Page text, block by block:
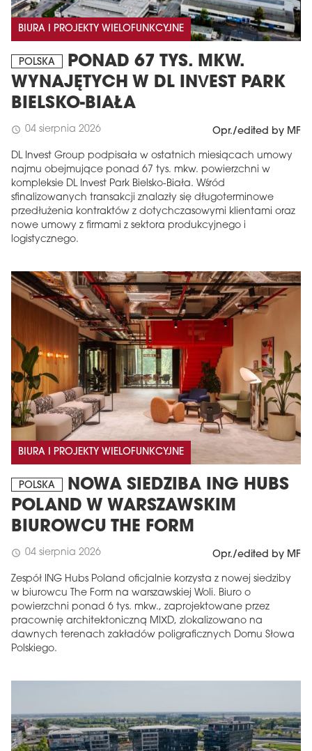
BIURA I PROJEKTY WIELOFUNKCYJNE
POLSKA
PONAD 67 TYS. MKW.
WYNAJĘTYCH W DL INVEST PARK
BIELSKO-BIAŁA
schedule 04 sierpnia 2026 Opr./edited by MF
DL Invest Group podpisała w ostatnich miesiącach umowy
najmu obejmujące ponad 67 tys. mkw. powierzchni w
kompleksie DL Invest Park Bielsko-Biała. Wśród
sfinalizowanych transakcji znalazły się długoterminowe
przedłużenia kontraktów z dotychczasowymi klientami oraz
nowe umowy z firmami z sektora produkcyjnego i
logistycznego.
BIURA I PROJEKTY WIELOFUNKCYJNE
POLSKA
NOWA SIEDZIBA ING HUBS
POLAND W WARSZAWSKIM
BIUROWCU THE FORM
schedule 04 sierpnia 2026 Opr./edited by MF
Zespół ING Hubs Poland oficjalnie korzysta z nowej siedziby
w biurowcu The Form na warszawskiej Woli. Biuro o
powierzchni ponad 6 tys. mkw., zaprojektowane przez
pracownię architektoniczną MIXD, zlokalizowano na
dawnych terenach zakładów poligraficznych Domu Słowa
Polskiego.